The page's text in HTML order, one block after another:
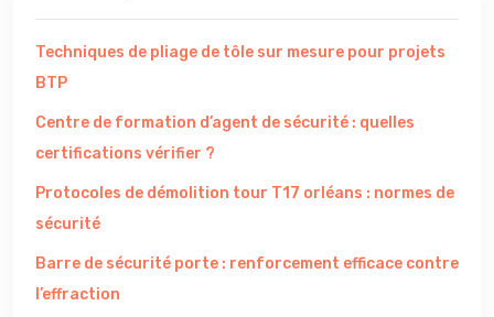
Techniques de pliage de tôle sur mesure pour projets
BTP
Centre de formation d’agent de sécurité : quelles
certifications vérifier ?
Protocoles de démolition tour T17 orléans : normes de
sécurité
Barre de sécurité porte : renforcement efficace contre
l’effraction